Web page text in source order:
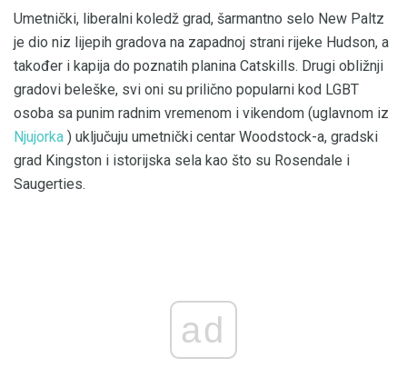
Umetnički, liberalni koledž grad, šarmantno selo New Paltz
je dio niz lijepih gradova na zapadnoj strani rijeke Hudson, a
također i kapija do poznatih planina Catskills. Drugi obližnji
gradovi beleške, svi oni su prilično popularni kod LGBT
osoba sa punim radnim vremenom i vikendom (uglavnom iz
Njujorka ) uključuju umetnički centar Woodstock-a, gradski
grad Kingston i istorijska sela kao što su Rosendale i
Saugerties.
ad